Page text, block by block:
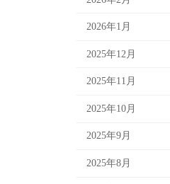
2026年1月
2025年12月
2025年11月
2025年10月
2025年9月
2025年8月